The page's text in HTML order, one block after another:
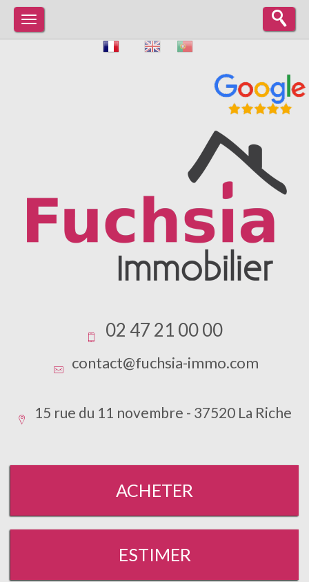
02 47 21 00 00
contact@fuchsia-immo.com
15 rue du 11 novembre - 37520 La Riche
ACHETER
ESTIMER